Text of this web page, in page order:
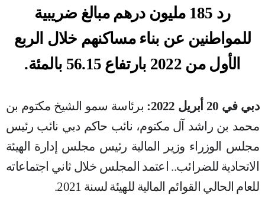
رد 185 مليون درهم مبالغ ضريبية
للمواطنين عن بناء مساكنهم خلال الربع
الأول من 2022 بارتفاع 56.15 بالمئة.
دبي في 20 أبريل 2022:
برئاسة سمو الشيخ مكتوم بن
محمد بن راشد آل مكتوم، نائب حاكم دبي نائب رئيس
مجلس الوزراء وزير المالية رئيس مجلس إدارة الهيئة
الاتحادية للضرائب.. اعتمد المجلس خلال ثاني اجتماعاته
للعام الحالي القوائم المالية للهيئة لسنة 2021.